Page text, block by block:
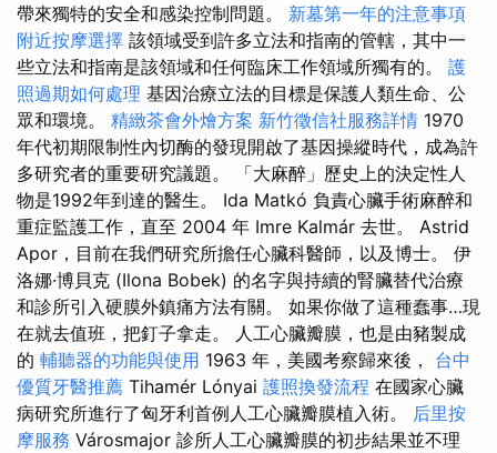
帶來獨特的安全和感染控制問題。 新墓第一年的注意事項
附近按摩選擇 該領域受到許多立法和指南的管轄，其中一
些立法和指南是該領域和任何臨床工作領域所獨有的。 護
照過期如何處理 基因治療立法的目標是保護人類生命、公
眾和環境。 精緻茶會外燴方案 新竹徵信社服務詳情 1970
年代初期限制性內切酶的發現開啟了基因操縱時代，成為許
多研究者的重要研究議題。 「大麻醉」歷史上的決定性人
物是1992年到達的醫生。 Ida Matkó 負責心臟手術麻醉和
重症監護工作，直至 2004 年 Imre Kalmár 去世。 Astrid
Apor，目前在我們研究所擔任心臟科醫師，以及博士。 伊
洛娜·博貝克 (Ilona Bobek) 的名字與持續的腎臟替代治療
和診所引入硬膜外鎮痛方法有關。 如果你做了這種蠢事…現
在就去值班，把釘子拿走。 人工心臟瓣膜，也是由豬製成
的 輔聽器的功能與使用 1963 年，美國考察歸來後， 台中
優質牙醫推薦 Tihamér Lónyai 護照換發流程 在國家心臟
病研究所進行了匈牙利首例人工心臟瓣膜植入術。 后里按
摩服務 Városmajor 診所人工心臟瓣膜的初步結果並不理